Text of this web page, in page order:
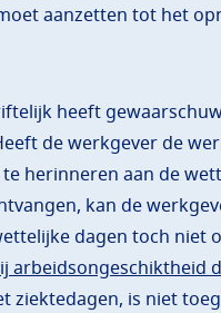
aanzetten tot het
heeft
de werkgever de
herinneren aan de
kan de
dagen toch
arbeidsongeschiktheid
ziektedagen, is niet